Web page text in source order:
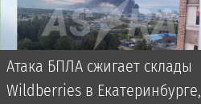
Атака БПЛА сжигает склады
Wildberries в Екатеринбурге,